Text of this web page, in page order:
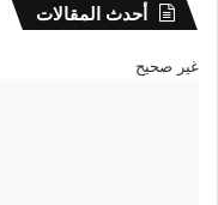
أحدث المقالات
غير صحيح